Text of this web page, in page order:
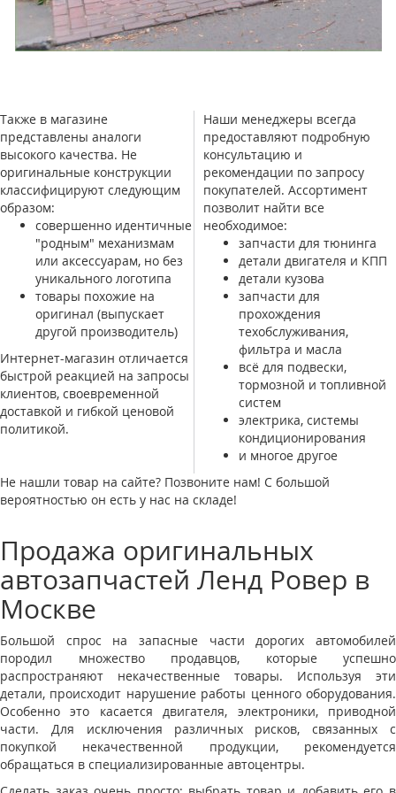
Также в магазине
представлены аналоги
высокого качества. Не
оригинальные конструкции
классифицируют следующим
образом:
совершенно идентичные
"родным" механизмам
или аксессуарам, но без
уникального логотипа
товары похожие на
оригинал (выпускает
другой производитель)
Интернет-магазин отличается
быстрой реакцией на запросы
клиентов, своевременной
доставкой и гибкой ценовой
политикой.
Наши менеджеры всегда
предоставляют подробную
консультацию и
рекомендации по запросу
покупателей. Ассортимент
позволит найти все
необходимое:
запчасти для тюнинга
детали двигателя и КПП
детали кузова
запчасти для
прохождения
техобслуживания,
фильтра и масла
всё для подвески,
тормозной и топливной
систем
электрика, системы
кондиционирования
и многое другое
Не нашли товар на сайте? Позвоните нам! С большой
вероятностью он есть у нас на складе!
Продажа оригинальных
автозапчастей Ленд Ровер в
Москве
Большой спрос на запасные части дорогих автомобилей
породил множество продавцов, которые успешно
распространяют некачественные товары. Используя эти
детали, происходит нарушение работы ценного оборудования.
Особенно это касается двигателя, электроники, приводной
части. Для исключения различных рисков, связанных с
покупкой некачественной продукции, рекомендуется
обращаться в специализированные автоцентры.